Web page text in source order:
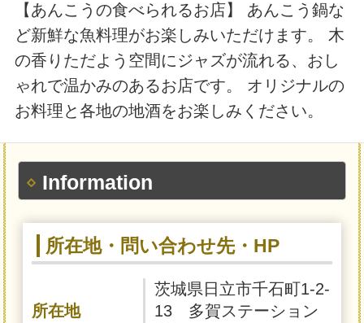
【あんこうの食べられるお店】 あんこう鍋な
ど新鮮な魚料理がお楽しみいただけます。 木
の香りただよう空間にジャズが流れる、おし
ゃれで温かみのあるお店です。 オリジナルの
お料理と各地の地酒をお楽しみください。
Information
所在地・問い合わせ先・HP
所在地
茨城県日立市千石町1-2-
13 多賀ステーション